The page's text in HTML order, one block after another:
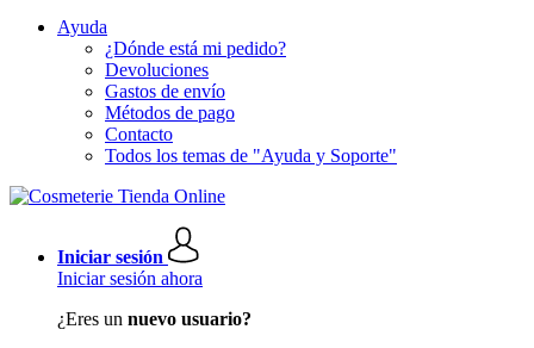
Ayuda
¿Dónde está mi pedido?
Devoluciones
Gastos de envío
Métodos de pago
Contacto
Todos los temas de "Ayuda y Soporte"
Iniciar sesión
Iniciar sesión ahora
¿Eres un nuevo usuario?